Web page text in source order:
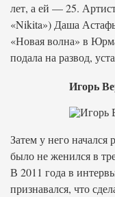
лет, а ей — 25.
«Nikita») Даша
«Новая волна» в
подала на развод,
Игорь
Затем у него начался
было не женился в
В 2011 года в
признавался, что